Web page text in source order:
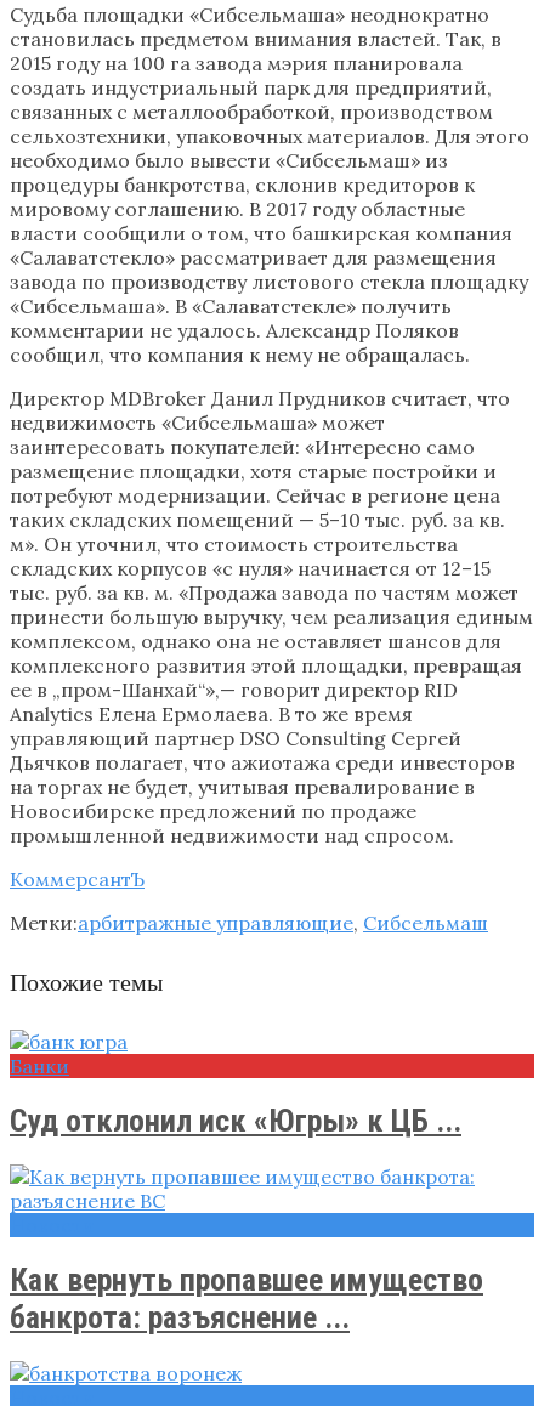
Судьба площадки «Сибсельмаша» неоднократно
становилась предметом внимания властей. Так, в
2015 году на 100 га завода мэрия планировала
создать индустриальный парк для предприятий,
связанных с металлообработкой, производством
сельхозтехники, упаковочных материалов. Для этого
необходимо было вывести «Сибсельмаш» из
процедуры банкротства, склонив кредиторов к
мировому соглашению. В 2017 году областные
власти сообщили о том, что башкирская компания
«Салаватстекло» рассматривает для размещения
завода по производству листового стекла площадку
«Сибсельмаша». В «Салаватстекле» получить
комментарии не удалось. Александр Поляков
сообщил, что компания к нему не обращалась.
Директор MDBroker Данил Прудников считает, что
недвижимость «Сибсельмаша» может
заинтересовать покупателей: «Интересно само
размещение площадки, хотя старые постройки и
потребуют модернизации. Сейчас в регионе цена
таких складских помещений — 5–10 тыс. руб. за кв.
м». Он уточнил, что стоимость строительства
складских корпусов «с нуля» начинается от 12–15
тыс. руб. за кв. м. «Продажа завода по частям может
принести большую выручку, чем реализация единым
комплексом, однако она не оставляет шансов для
комплексного развития этой площадки, превращая
ее в „пром-Шанхай“»,— говорит директор RID
Analytics Елена Ермолаева. В то же время
управляющий партнер DSO Consulting Сергей
Дьячков полагает, что ажиотажа среди инвесторов
на торгах не будет, учитывая превалирование в
Новосибирске предложений по продаже
промышленной недвижимости над спросом.
КоммерсантЪ
Метки:арбитражные управляющие, Сибсельмаш
Похожие темы
Банки
Суд отклонил иск «Югры» к ЦБ ...
Как вернуть пропавшее имущество
банкрота: разъяснение ...